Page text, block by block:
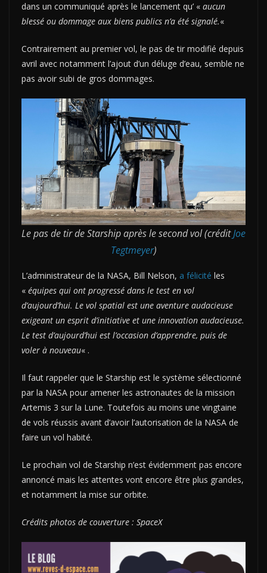
dans un communiqué après le lancement qu’ « aucun
blessé ou dommage aux biens publics n’a été signalé.«
Contrairement au premier vol, le pas de tir modifié depuis
avril avec notamment l’ajout d’un déluge d’eau, semble ne
pas avoir subi de gros dommages.
Le pas de tir de Starship après le second vol (créditJoe
Tegtmeyer)
L’administrateur de la NASA, Bill Nelson, a félicité les
« équipes qui ont progressé dans le test en vol
d’aujourd’hui. Le vol spatial est une aventure audacieuse
exigeant un esprit d’initiative et une innovation audacieuse.
Le test d’aujourd’hui est l’occasion d’apprendre, puis de
voler à nouveau« .
Il faut rappeler que le Starship est le système sélectionné
par la NASA pour amener les astronautes de la mission
Artemis 3 sur la Lune. Toutefois au moins une vingtaine
de vols réussis avant d’avoir l’autorisation de la NASA de
faire un vol habité.
Le prochain vol de Starship n’est évidemment pas encore
annoncé mais les attentes vont encore être plus grandes,
et notamment la mise sur orbite.
Crédits photos de couverture : SpaceX